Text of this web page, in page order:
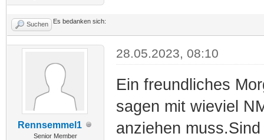
Suchen Es bedanken sich:
Rennsemmel1
Senior Member
28.05.2023, 08:10
Ein freundliches
sagen mit wieviel
anziehen